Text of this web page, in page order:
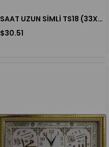
SAAT UZUN SİMLİ TS18 (33X57 CM)
$30.51